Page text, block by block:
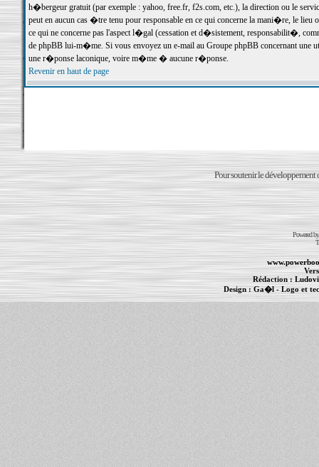
h�bergeur gratuit (par exemple : yahoo, free.fr, f2s.com, etc.), la direction ou le
peut en aucun cas �tre tenu pour responsable en ce qui concerne la mani�re, le
ce qui ne concerne pas l'aspect l�gal (cessation et d�sistement, responsabilit�,
de phpBB lui-m�me. Si vous envoyez un e-mail au Groupe phpBB concernant une
une r�ponse laconique, voire m�me � aucune r�ponse.
Revenir en haut de page
Pour soutenir le développement
Powered
Rédaction :
Design :Ga�l- Logo et
Informations :